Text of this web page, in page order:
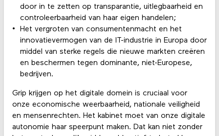
door in te zetten op transparantie, uitlegbaarheid en
controleerbaarheid van haar eigen handelen;
Het vergroten van consumentenmacht en het
innovatievermogen van de IT-industrie in Europa door
middel van sterke regels die nieuwe markten creëren
en beschermen tegen dominante, niet-Europese,
bedrijven.
Grip krijgen op het digitale domein is cruciaal voor
onze economische weerbaarheid, nationale veiligheid
en mensenrechten. Het kabinet moet van onze digitale
autonomie haar speerpunt maken. Dat kan niet zonder